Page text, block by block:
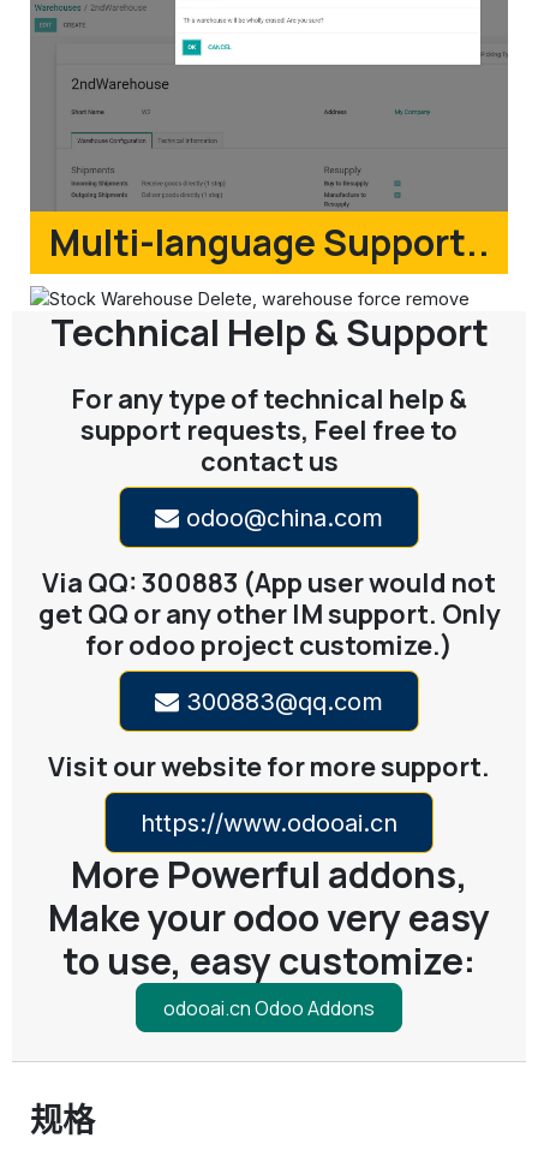
Multi-language Support..
Technical Help & Support
For any type of technical help &
support requests, Feel free to
contact us
odoo@china.com
Via QQ: 300883 (App user would not
get QQ or any other IM support. Only
for odoo project customize.)
300883@qq.com
Visit our website for more support.
https://www.odooai.cn
More Powerful addons,
Make your odoo very easy
to use, easy customize:
odooai.cn Odoo Addons
规格